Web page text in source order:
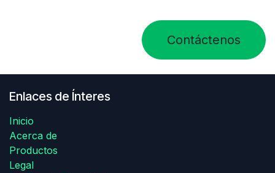
Contáctenos
Enlaces de Ínteres
Inicio
Acerca de
Productos
Legal